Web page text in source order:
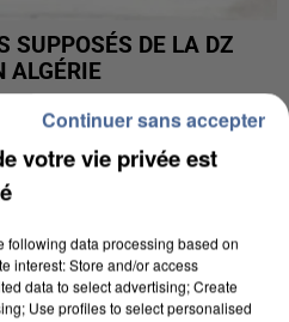
SUPPOSÉS DE LA DZ
ALGÉRIE
votre vie privée est
following data processing based on
interest: Store and/or access
data to select advertising; Create
Use profiles to select personalised
Continuer sans accepter